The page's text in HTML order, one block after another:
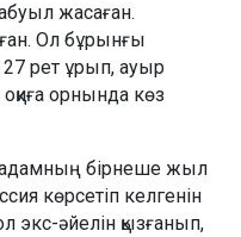
жасаған.
Ол бұрынғы
рет ұрып, ауыр
орнында көз
адамның бірнеше жыл
көрсетіп келгенін
экс-әйелін қызғанып,